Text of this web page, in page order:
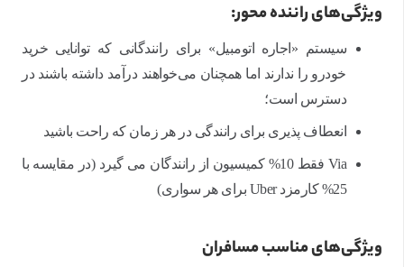
ویژگی‌های راننده محور:
سیستم «اجاره اتومبیل» برای رانندگانی که توانایی خرید
خودرو را ندارند اما همچنان می‌خواهند درآمد داشته باشند در
دسترس است؛
انعطاف پذیری برای رانندگی در هر زمان که راحت باشید
Via فقط 10% کمیسیون از رانندگان می گیرد (در مقایسه با
25% کارمزد Uber برای هر سواری)
ویژگی‌های مناسب مسافران